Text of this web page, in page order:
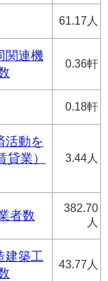
61.17人
関連機
0.36軒
0.18軒
活動を
業）
3.44人
者数
382.70
人
建築工
43.77人